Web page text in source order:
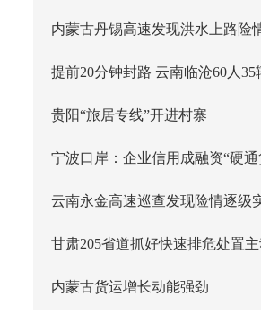
提前20分钟封路 云南临沧60人35
贵阳“旅居专线”开进村寨
宁波口岸：企业信用成融资“硬通
云南永金高速巡查发现险情逐级
内蒙古货运增长动能强劲